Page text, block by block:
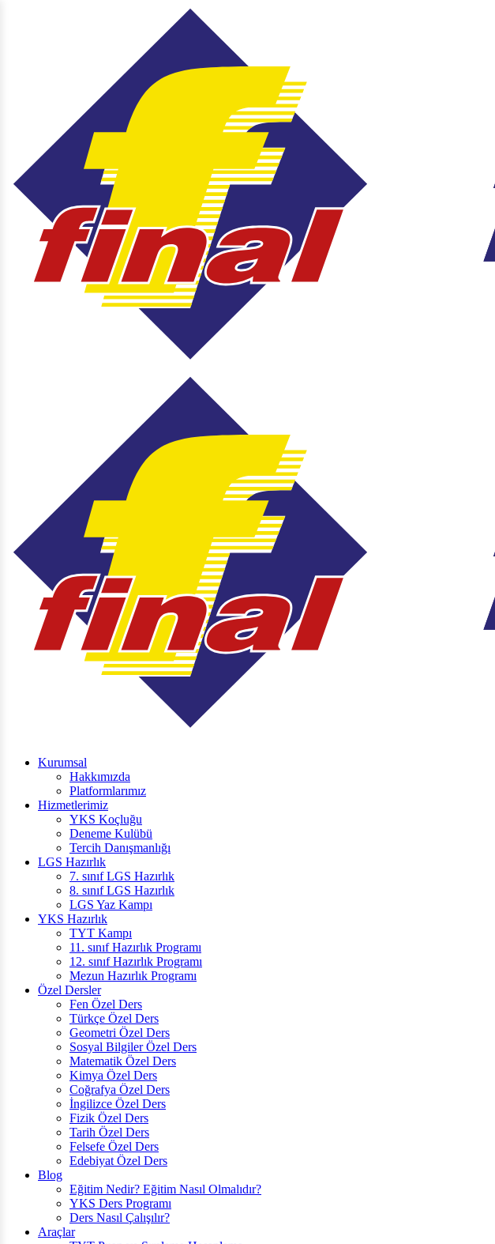
Kurumsal
Hakkımızda
Platformlarımız
Hizmetlerimiz
YKS Koçluğu
Deneme Kulübü
Tercih Danışmanlığı
LGS Hazırlık
7. sınıf LGS Hazırlık
8. sınıf LGS Hazırlık
LGS Yaz Kampı
YKS Hazırlık
TYT Kampı
11. sınıf Hazırlık Programı
12. sınıf Hazırlık Programı
Mezun Hazırlık Programı
Özel Dersler
Fen Özel Ders
Türkçe Özel Ders
Geometri Özel Ders
Sosyal Bilgiler Özel Ders
Matematik Özel Ders
Kimya Özel Ders
Coğrafya Özel Ders
İngilizce Özel Ders
Fizik Özel Ders
Tarih Özel Ders
Felsefe Özel Ders
Edebiyat Özel Ders
Blog
Eğitim Nedir? Eğitim Nasıl Olmalıdır?
YKS Ders Programı
Ders Nasıl Çalışılır?
Araçlar